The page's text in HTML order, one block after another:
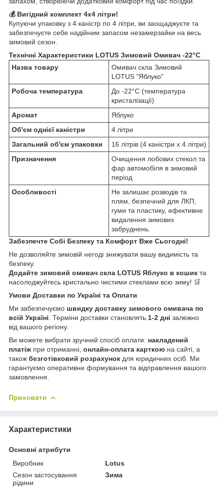
💰 Вигідний комплект 4х4 літри!
Купуючи упаковку з 4 каністр по 4 літри, ви заощаджуєте та
забезпечуєте себе надійним запасом незамерзайки на весь
зимовий сезон.
Технічні Характеристики LOTUS Зимовий Омивач -22°C
Назва товару
Омивач скла Зимовий
LOTUS "Яблуко"
Робоча температура
До -22°C (температура
кристалізації)
Аромат
Яблуко
Об'єм однієї каністри
4 літри
Загальний об'єм упаковки
16 літрів (4 каністри x 4 літри)
Призначення
Очищення лобових стекол та
фар автомобіля в зимовий
період
Особливості
Не залишає розводів та
плям, безпечний для ЛКП,
гуми та пластику, ефективне
видалення зимових
забруднень.
Забезпечте Собі Безпеку та Комфорт Вже Сьогодні!
Не дозволяйте зимовій негоді знижувати вашу видимість та
безпеку.
Додайте зимовий омивач скла LOTUS Яблуко в кошик та
насолоджуйтесь кристально чистими стеклами всю зиму! 🛒
Умови Доставки по Україні та Оплати
Ми забезпечуємо швидку доставку зимового омивача по
всій Україні . Терміни доставки становлять 1-2 дні залежно
від вашого регіону.
Ви можете вибрати зручний спосіб оплати: накладений
платіж при отриманні, онлайн-оплата карткою на сайті, а
також безготівковий розрахунок для юридичних осіб. Ми
гарантуємо оперативне формування та відправлення вашого
замовлення.
Приховати
Характеристики
Основні атрибути
Виробник
Lotus
Сезон застосування
рідини
Зима